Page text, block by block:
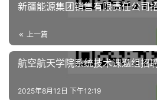
新疆能源集团销售有限责任公司
上一篇
航空航天学院系统技术课题组招
2025年8月12日 下午12:19